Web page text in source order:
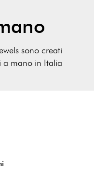
sono creati
a mano in Italia